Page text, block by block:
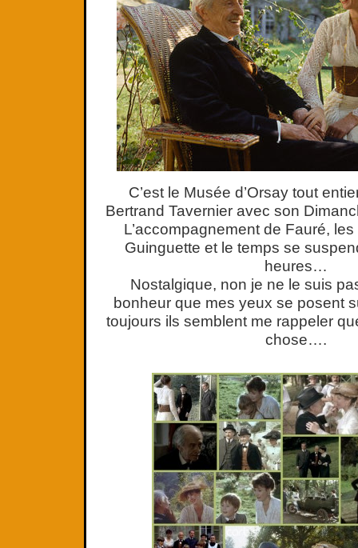
C’est le Musée d’Orsay tout
Bertrand Tavernier avec son
L’accompagnement de Fauré, les
Guinguette et le temps se
heures…
Nostalgique, non je ne le suis
bonheur que mes yeux se posent
toujours ils semblent me rappeler
chose….